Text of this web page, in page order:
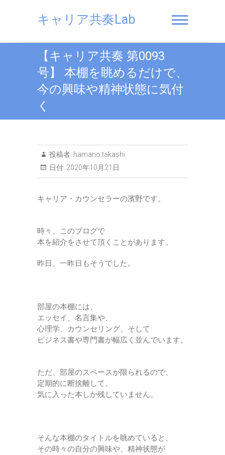
キャリア共奏Lab
【キャリア共奏 第0093
号】 本棚を眺めるだけで、
今の興味や精神状態に気付
く
投稿者: hamano.takashi
日付: 2020年10月21日
キャリア・カウンセラーの濱野です。
時々、このブログで
本を紹介をさせて頂くことがあります。
昨日、一昨日もそうでした。
部屋の本棚には、
エッセイ、名言集や、
心理学、カウンセリング、そして
ビジネス書や専門書が幅広く並んでいます。
ただ、部屋のスペースが限られるので、
定期的に断捨離して、
気に入った本しか残していません。
そんな本棚のタイトルを眺めていると、
その時々の自分の興味や、精神状態が